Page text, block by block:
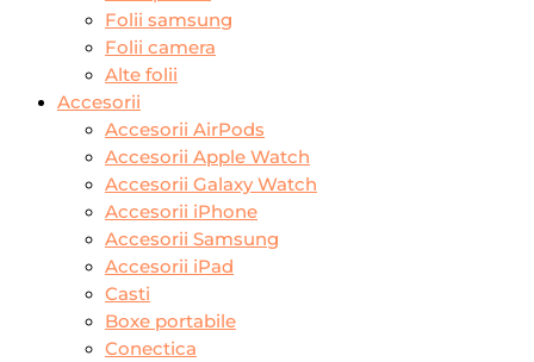
Folii samsung
Folii camera
Alte folii
Accesorii
Accesorii AirPods
Accesorii Apple Watch
Accesorii Galaxy Watch
Accesorii iPhone
Accesorii Samsung
Accesorii iPad
Casti
Boxe portabile
Conectica